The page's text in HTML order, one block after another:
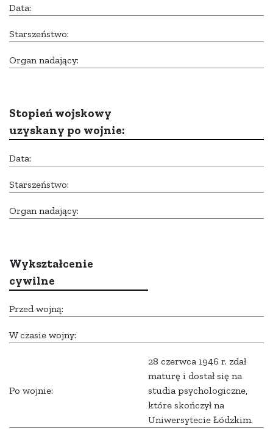
Data:
Starszeństwo:
Organ nadający:
Stopień wojskowy
uzyskany po wojnie:
Data:
Starszeństwo:
Organ nadający:
Wykształcenie
cywilne
Przed wojną:
W czasie wojny:
Po wojnie:
28 czerwca 1946 r. zdał
maturę i dostał się na
studia psychologiczne,
które skończył na
Uniwersytecie Łódzkim.